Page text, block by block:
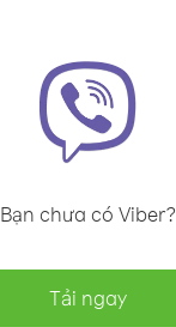
Bạn chưa có Viber?
Tải ngay